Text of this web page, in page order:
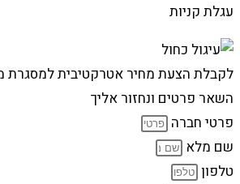
עגלת קניות
לקבלת הצעת מחיר אטרקטיבית למסגרת
השאר פרטים ונחזור אליך
פרטי חברה
שם מלא
טלפון